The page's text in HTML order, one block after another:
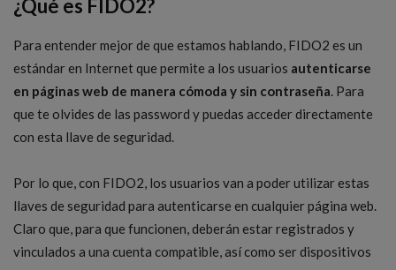
¿Qué es FIDO2?
Para entender mejor de que estamos hablando, FIDO2 es un
estándar en Internet que permite a los usuarios autenticarse
en páginas web de manera cómoda y sin contraseña . Para
que te olvides de las password y puedas acceder directamente
con esta llave de seguridad.
Por lo que, con FIDO2, los usuarios van a poder utilizar estas
llaves de seguridad para autenticarse en cualquier página web.
Claro que, para que funcionen, deberán estar registrados y
vinculados a una cuenta compatible, así como ser dispositivos